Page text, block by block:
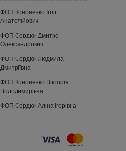
ФОП Кононенко Ігор
Анатолійович
ФОП Сердюк Дмитро
Олександрович
ФОП Сердюк Людмила
Дмитріївна
ФОП Кононенко Вікторія
Володимирівна
ФОП Сердюк Аліна Ігорівна